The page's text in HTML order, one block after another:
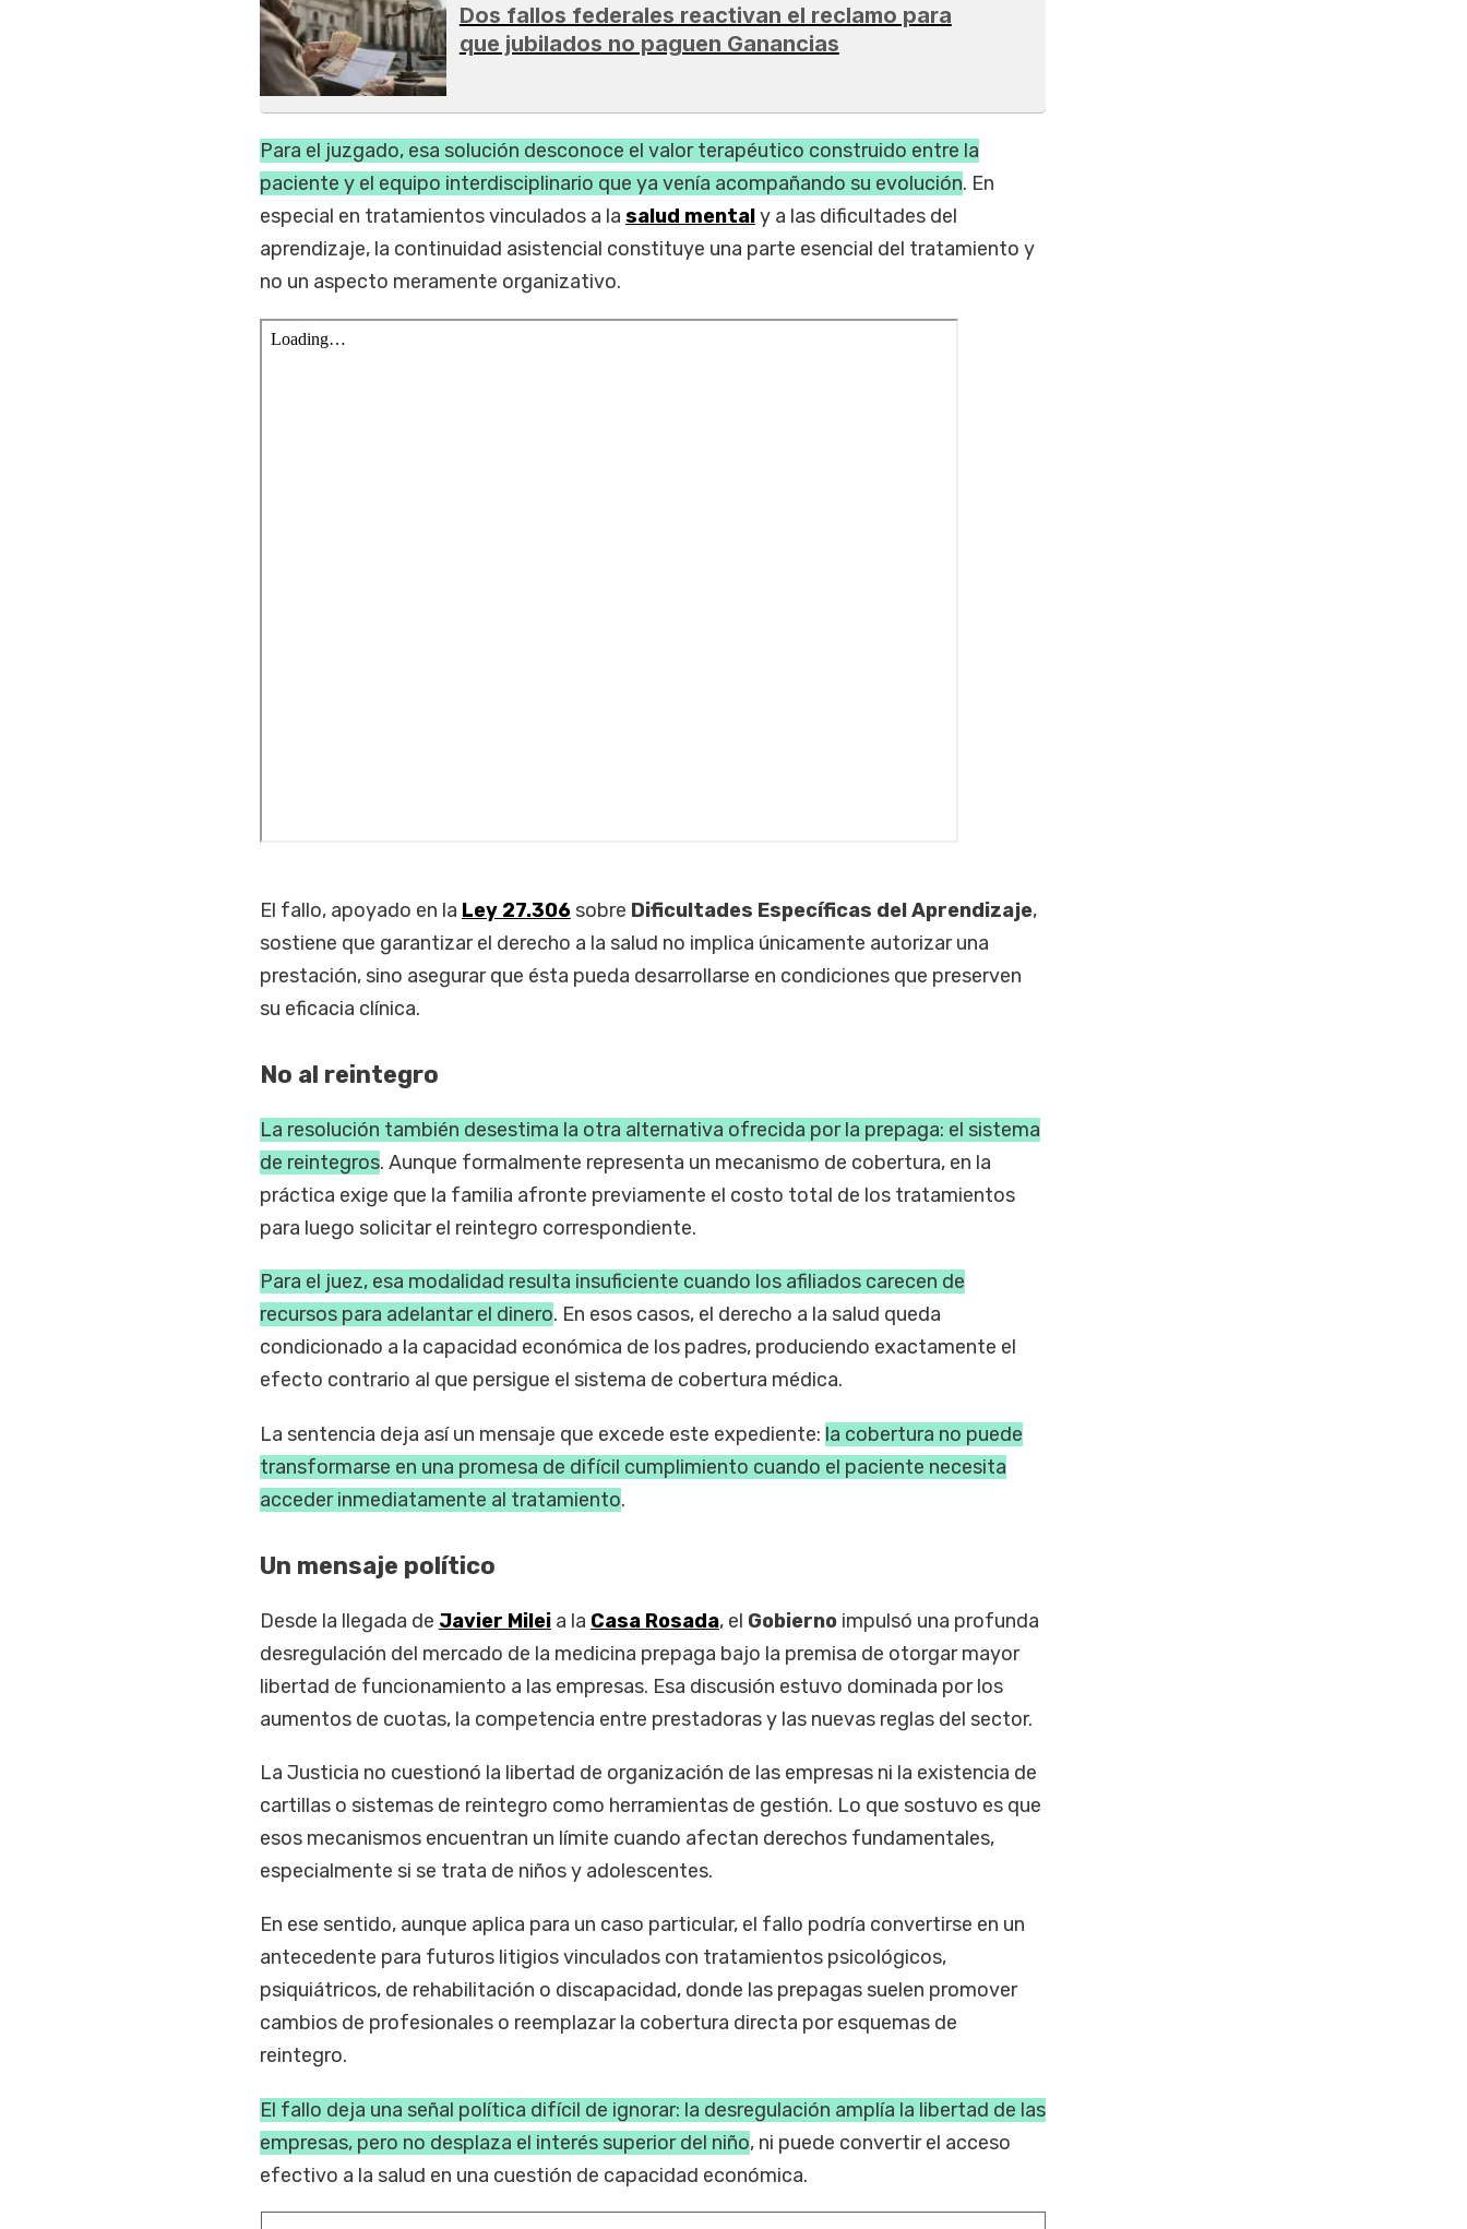
Dos fallos federales reactivan el reclamo para
que jubilados no paguen Ganancias
Para el juzgado, esa solución desconoce el valor terapéutico construido entre la
paciente y el equipo interdisciplinario que ya venía acompañando su evolución. En
especial en tratamientos vinculados a la salud mentaly a las dificultades del
aprendizaje, la continuidad asistencial constituye una parte esencial del tratamiento y
no un aspecto meramente organizativo.
El fallo, apoyado en la Ley 27.306sobre Dificultades Específicas del Aprendizaje,
sostiene que garantizar el derecho a la salud no implica únicamente autorizar una
prestación, sino asegurar que ésta pueda desarrollarse en condiciones que preserven
su eficacia clínica.
No al reintegro
La resolución también desestima la otra alternativa ofrecida por la prepaga: el sistema
de reintegros. Aunque formalmente representa un mecanismo de cobertura, en la
práctica exige que la familia afronte previamente el costo total de los tratamientos
para luego solicitar el reintegro correspondiente.
Para el juez, esa modalidad resulta insuficiente cuando los afiliados carecen de
recursos para adelantar el dinero. En esos casos, el derecho a la salud queda
condicionado a la capacidad económica de los padres, produciendo exactamente el
efecto contrario al que persigue el sistema de cobertura médica.
La sentencia deja así un mensaje que excede este expediente: la cobertura no puede
transformarse en una promesa de difícil cumplimiento cuando el paciente necesita
acceder inmediatamente al tratamiento.
Un mensaje político
Desde la llegada de Javier Mileia la Casa Rosada, el Gobiernoimpulsó una profunda
desregulación del mercado de la medicina prepaga bajo la premisa de otorgar mayor
libertad de funcionamiento a las empresas. Esa discusión estuvo dominada por los
aumentos de cuotas, la competencia entre prestadoras y las nuevas reglas del sector.
La Justicia no cuestionó la libertad de organización de las empresas ni la existencia de
cartillas o sistemas de reintegro como herramientas de gestión. Lo que sostuvo es que
esos mecanismos encuentran un límite cuando afectan derechos fundamentales,
especialmente si se trata de niños y adolescentes.
En ese sentido, aunque aplica para un caso particular, el fallo podría convertirse en un
antecedente para futuros litigios vinculados con tratamientos psicológicos,
psiquiátricos, de rehabilitación o discapacidad, donde las prepagas suelen promover
cambios de profesionales o reemplazar la cobertura directa por esquemas de
reintegro.
El fallo deja una señal política difícil de ignorar: la desregulación amplía la libertad de las
empresas, pero no desplaza el interés superior del niño, ni puede convertir el acceso
efectivo a la salud en una cuestión de capacidad económica.